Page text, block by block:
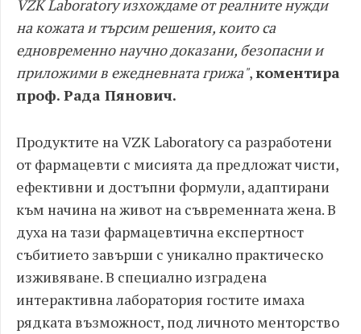
VZK Laboratory изхождаме от реалните нужди
на кожата и търсим решения, които са
едновременно научно доказани, безопасни и
приложими в ежедневната грижа",коментира
проф. Рада Пянович.
Продуктите на VZK Laboratory са разработени
от фармацевти с мисията да предложат чисти,
ефективни и достъпни формули, адаптирани
към начина на живот на съвременната жена. В
духа на тази фармацевтична експертност
събитието завърши с уникално практическо
изживяване. В специално изградена
интерактивна лаборатория гостите имаха
рядката възможност, под личното менторство